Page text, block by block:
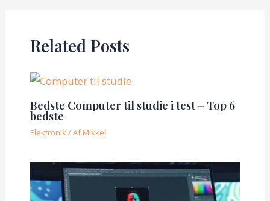
Related Posts
Bedste Computer til studie i test – Top 6
bedste
Elektronik/ AfMikkel